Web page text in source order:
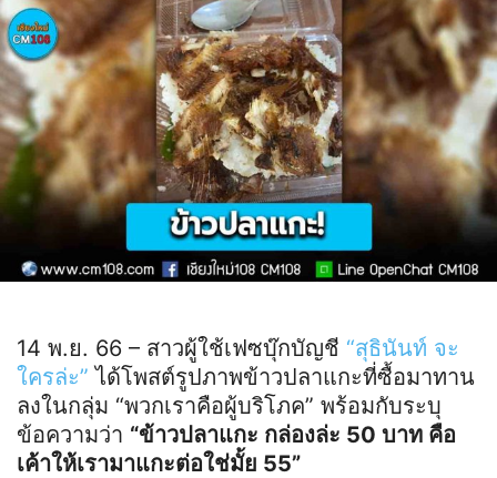
14 พ.ย. 66 – สาวผู้ใช้เฟซบุ๊กบัญชี “สุธินันท์ จะ
ใครล่ะ” ได้โพสต์รูปภาพข้าวปลาแกะที่ซื้อมาทาน
ลงในกลุ่ม “พวกเราคือผู้บริโภค” พร้อมกับระบุ
ข้อความว่า “ข้าวปลาแกะ กล่องล่ะ 50 บาท คือ
เค้าให้เรามาแกะต่อใช่มั้ย 55”